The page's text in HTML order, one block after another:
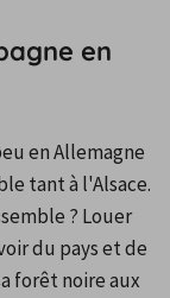
en
en Allemagne
tant à l'Alsace.
? Louer
du pays et de
forêt noire aux